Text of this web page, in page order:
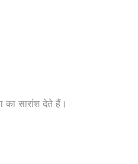
सारांश देते हैं।